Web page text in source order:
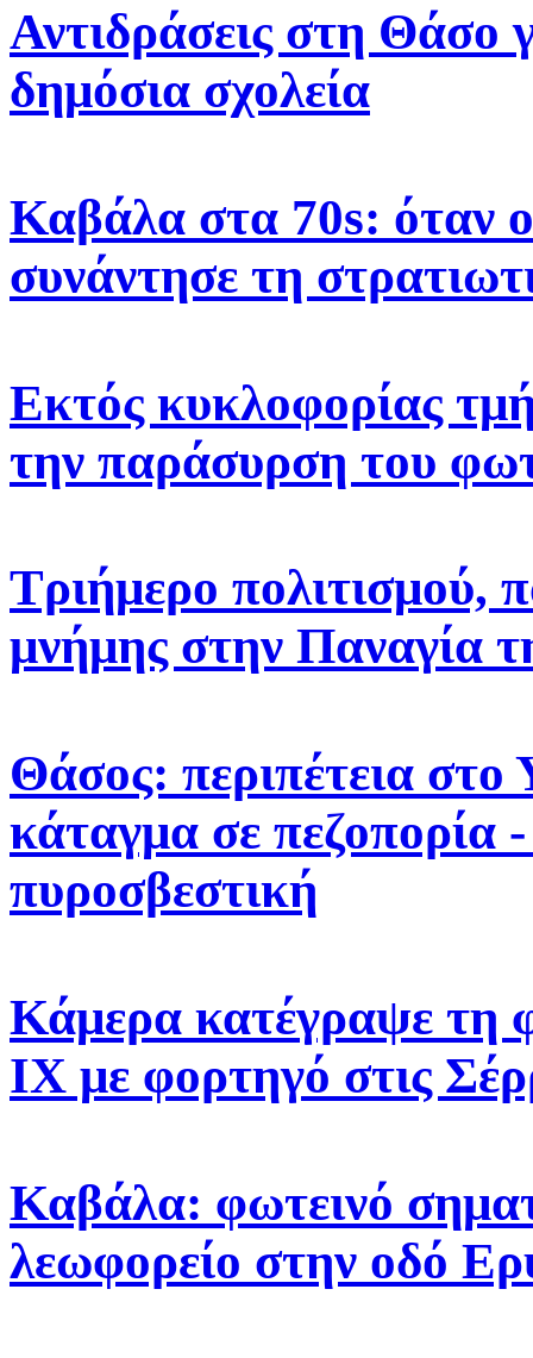
Αντιδράσεις στη Θάσο
δημόσια σχολεία
Καβάλα στα 70s: όταν
συνάντησε τη
Εκτός κυκλοφορίας
την παράσυρση του
Τριήμερο πολιτισμού,
μνήμης στην Παναγία
Θάσος: περιπέτεια στο
κάταγμα σε πεζοπορία
πυροσβεστική
Κάμερα κατέγραψε τη
ΙΧ με φορτηγό στις
Καβάλα: φωτεινό
λεωφορείο στην οδό